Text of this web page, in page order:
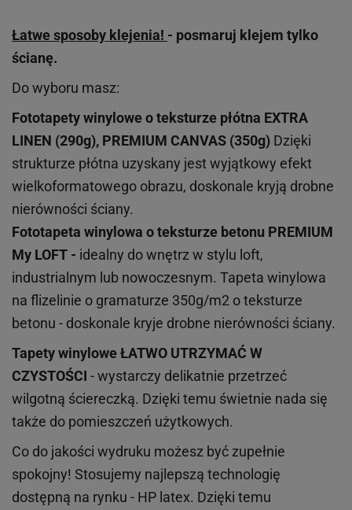
Łatwe sposoby klejenia! - posmaruj klejem tylko
ścianę.
Do wyboru masz:
Fototapety winylowe oteksturze płótna EXTRA
LINEN (290g), PREMIUM CANVAS (350g) Dzięki
strukturze płótna uzyskany jest wyjątkowy efekt
wielkoformatowego obrazu, doskonale kryją drobne
nierówności ściany.
Fototapeta winylowa oteksturze betonu PREMIUM
My LOFT - idealny do wnętrz w stylu loft,
industrialnym lub nowoczesnym. Tapeta winylowa
na flizelinie o gramaturze 350g/m2 o teksturze
betonu - doskonale kryje drobne nierówności ściany.
Tapety winyloweŁATWO UTRZYMAĆ W
CZYSTOŚCI - wystarczy delikatnie przetrzeć
wilgotną ściereczką. Dzięki temu świetnie nada się
także do pomieszczeń użytkowych.
Co do jakości wydruku możesz być zupełnie
spokojny! Stosujemy najlepszą technologię
dostępną na rynku - HP latex. Dzięki temu